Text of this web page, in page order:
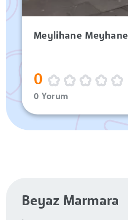
Meylihane Meyhane
0
0 Yorum
Beyaz Marmara